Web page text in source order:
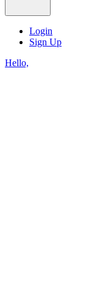
Login
Sign Up
Hello,